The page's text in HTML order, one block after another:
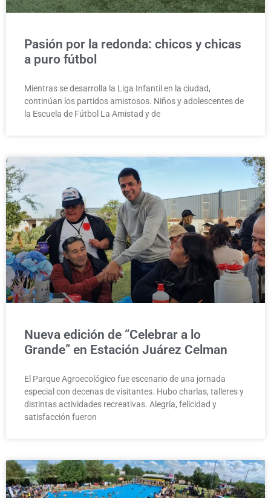
Pasión por la redonda: chicos y chicas
a puro fútbol
Mientras se desarrolla la Liga Infantil en la ciudad,
continúan los partidos amistosos. Niños y adolescentes de
la Escuela de Fútbol La Amistad y de
Nueva edición de “Celebrar a lo
Grande” en Estación Juárez Celman
El Parque Agroecológico fue escenario de una jornada
especial con decenas de visitantes. Hubo charlas, talleres y
distintas actividades recreativas. Alegría, felicidad y
satisfacción fueron